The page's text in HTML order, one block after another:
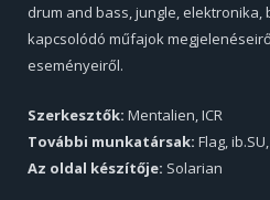
drum and bass, jungle, elektronika,
kapcsolódó műfajok
eseményeiről.
Szerkesztők: Mentalien, ICR
További munkatársak: Flag,
Az oldal készítője: Solarian